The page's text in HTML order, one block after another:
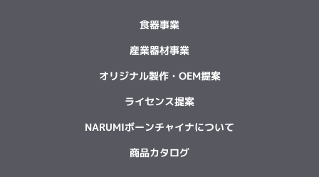
食器事業
産業器材事業
オリジナル製作・OEM提案
ライセンス提案
NARUMIボーンチャイナについて
商品カタログ